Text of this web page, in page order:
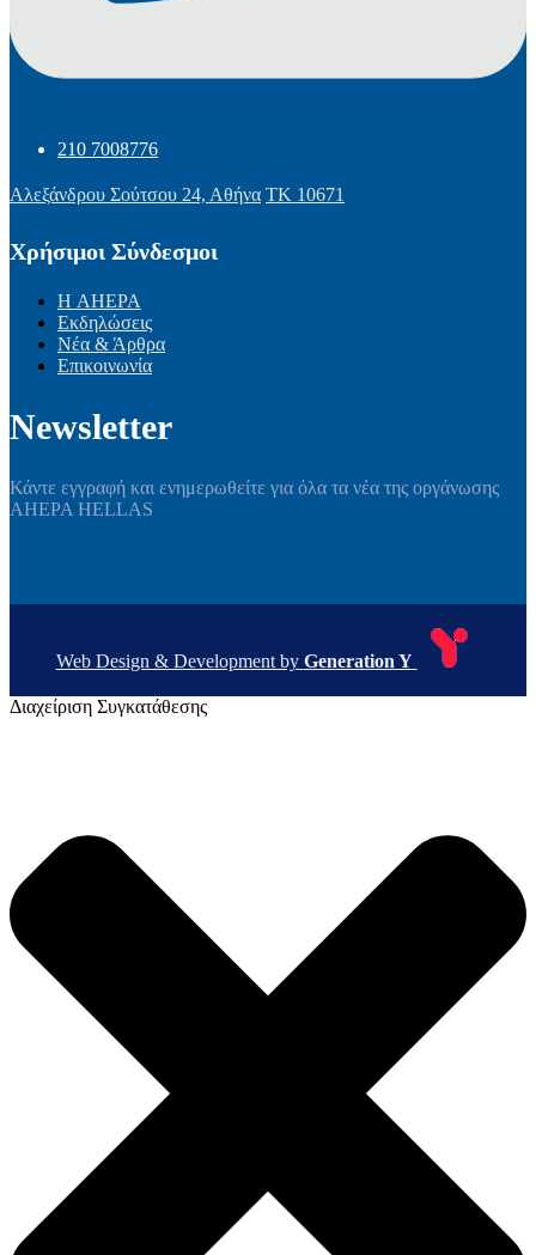
210 7008776
Αλεξάνδρου Σούτσου 24, Αθήνα ΤΚ 10671
Χρήσιμοι Σύνδεσμοι
Η AHEPA
Εκδηλώσεις
Νέα & Άρθρα
Επικοινωνία
Newsletter
Κάντε εγγραφή και ενημερωθείτε για όλα τα νέα της οργάνωσης
AHEPA HELLAS
Web Design & Development by Generation Y
Διαχείριση Συγκατάθεσης